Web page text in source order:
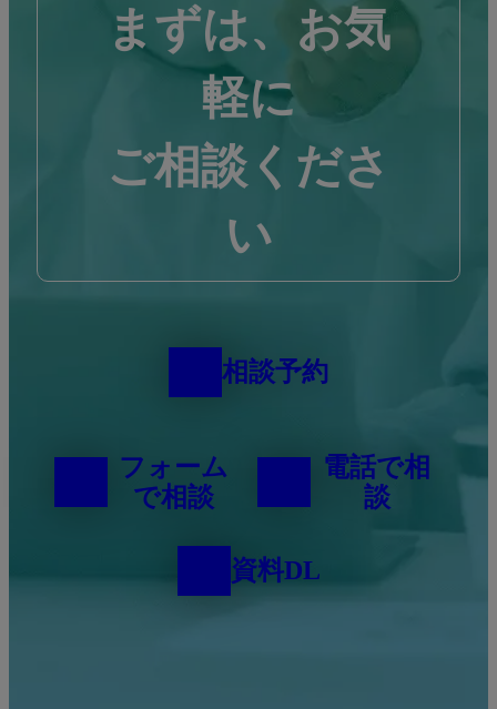
まずは、お気
軽に
ご相談くださ
い
相談予約
フォーム
で相談
電話で相
談
資料DL